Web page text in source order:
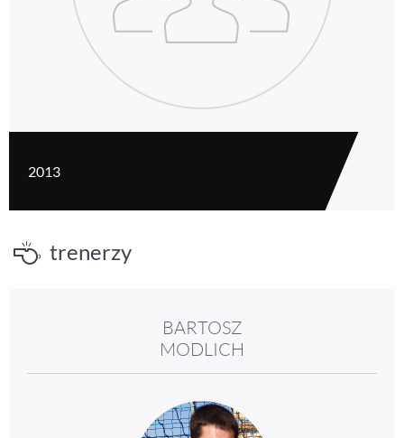
2013
trenerzy
BARTOSZ
MODLICH